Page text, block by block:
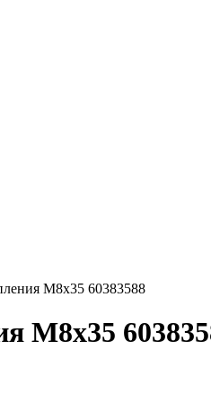
М8х35 60383588
М8х35